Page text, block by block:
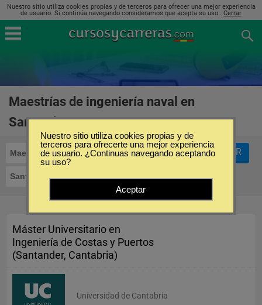
Nuestro sitio utiliza cookies propias y de terceros para ofrecer una mejor experiencia
de usuario. Si continúa navegando consideramos que acepta su uso.. Cerrar
Maestrías de ingeniería naval en
Santander
Maestrías Ingeniería Naval
Santander
FILTRAR
Máster Universitario en
Ingeniería de Costas y Puertos
(Santander, Cantabria)
Universidad de Cantabria
Nuestro sitio utiliza cookies propias y de
terceros para ofrecerte una mejor experiencia
de usuario. ¿Continuas navegando aceptando
su uso?
Aceptar